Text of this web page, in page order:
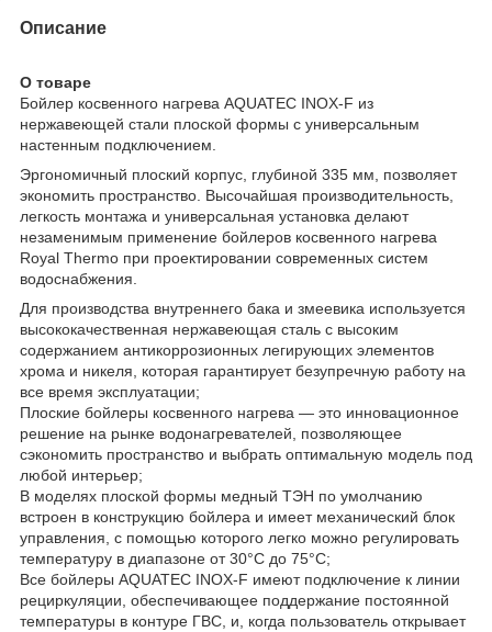
Описание
О товаре
Бойлер косвенного нагрева AQUATEC INOX-F из
нержавеющей стали плоской формы с универсальным
настенным подключением.
Эргономичный плоский корпус, глубиной 335 мм, позволяет
экономить пространство. Высочайшая производительность,
легкость монтажа и универсальная установка делают
незаменимым применение бойлеров косвенного нагрева
Royal Thermo при проектировании современных систем
водоснабжения.
Для производства внутреннего бака и змеевика используется
высококачественная нержавеющая сталь с высоким
содержанием антикоррозионных легирующих элементов
хрома и никеля, которая гарантирует безупречную работу на
все время эксплуатации;
Плоские бойлеры косвенного нагрева — это инновационное
решение на рынке водонагревателей, позволяющее
сэкономить пространство и выбрать оптимальную модель под
любой интерьер;
В моделях плоской формы медный ТЭН по умолчанию
встроен в конструкцию бойлера и имеет механический блок
управления, с помощью которого легко можно регулировать
температуру в диапазоне от 30°С до 75°С;
Все бойлеры AQUATEC INOX-F имеют подключение к линии
рециркуляции, обеспечивающее поддержание постоянной
температуры в контуре ГВС, и, когда пользователь открывает